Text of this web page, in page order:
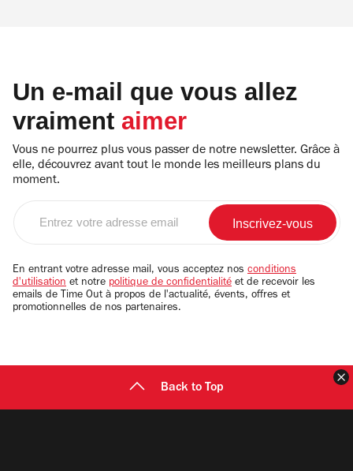
Un e-mail que vous allez
vraiment aimer
Vous ne pourrez plus vous passer de notre newsletter. Grâce à
elle, découvrez avant tout le monde les meilleurs plans du
moment.
email
En entrant votre adresse mail, vous acceptez nos conditions
d'utilisation et notre politique de confidentialité et de recevoir les
emails de Time Out à propos de l'actualité, évents, offres et
promotionnelles de nos partenaires.
Back to Top